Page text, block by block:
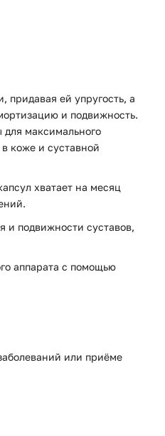
придавая ей упругость, а
и подвижность.
для максимального
коже и суставной
хватает на месяц
и подвижности суставов,
аппарата с помощью
или приёме